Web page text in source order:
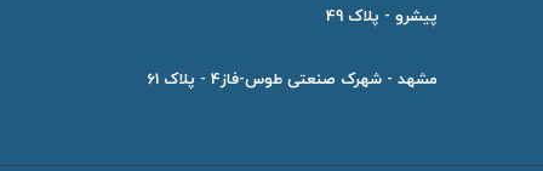
پیشرو - پلاک 49
مشهد - شهرک صنعتی طوس-فاز4 - پلاک 61